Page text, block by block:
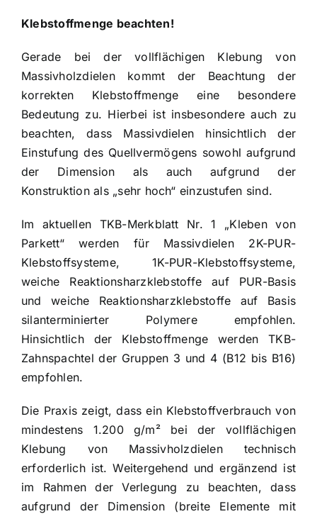
Klebstoffmenge beachten!
Gerade bei der vollflächigen Klebung von
Massivholzdielen kommt der Beachtung der
korrekten Klebstoffmenge eine besondere
Bedeutung zu. Hierbei ist insbesondere auch zu
beachten, dass Massivdielen hinsichtlich der
Einstufung des Quellvermögens sowohl aufgrund
der Dimension als auch aufgrund der
Konstruktion als „sehr hoch“ einzustufen sind.
Im aktuellen TKB-Merkblatt Nr. 1 „Kleben von
Parkett“ werden für Massivdielen 2K-PUR-
Klebstoffsysteme, 1K-PUR-Klebstoffsysteme,
weiche Reaktionsharzklebstoffe auf PUR-Basis
und weiche Reaktionsharzklebstoffe auf Basis
silanterminierter Polymere empfohlen.
Hinsichtlich der Klebstoffmenge werden TKB-
Zahnspachtel der Gruppen 3 und 4 (B12 bis B16)
empfohlen.
Die Praxis zeigt, dass ein Klebstoffverbrauch von
mindestens 1.200 g/m² bei der vollflächigen
Klebung von Massivholzdielen technisch
erforderlich ist. Weitergehend und ergänzend ist
im Rahmen der Verlegung zu beachten, dass
aufgrund der Dimension (breite Elemente mit